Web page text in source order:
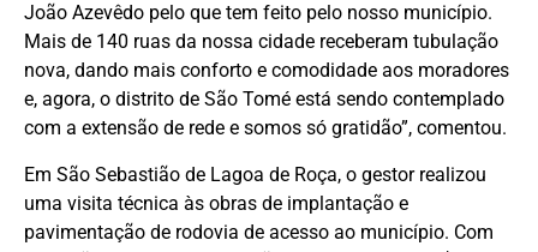
João Azevêdo pelo que tem feito pelo nosso município.
Mais de 140 ruas da nossa cidade receberam tubulação
nova, dando mais conforto e comodidade aos moradores
e, agora, o distrito de São Tomé está sendo contemplado
com a extensão de rede e somos só gratidão”, comentou.
Em São Sebastião de Lagoa de Roça, o gestor realizou
uma visita técnica às obras de implantação e
pavimentação de rodovia de acesso ao município. Com